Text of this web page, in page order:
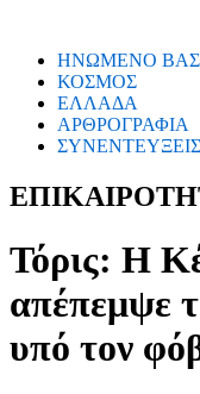
ΗΝΩΜΕΝΟ
ΚΟΣΜΟΣ
ΕΛΛΑΔΑ
ΑΡΘΡΟΓΡΑΦΙΑ
ΣΥΝΕΝΤΕΥΞΕΙΣ
Τόρις: Η
απέπεμψε
υπό τον